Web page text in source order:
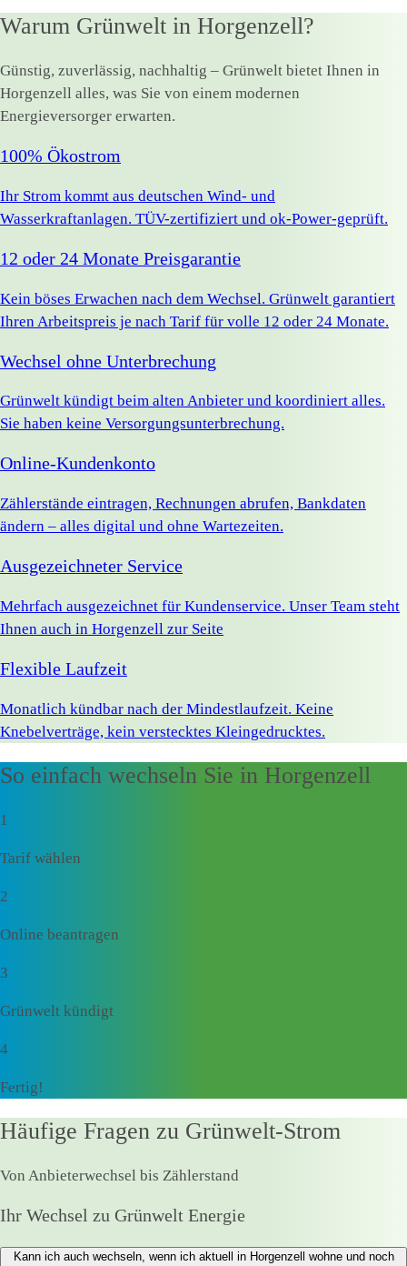
Warum Grünwelt in Horgenzell?
Günstig, zuverlässig, nachhaltig – Grünwelt bietet Ihnen in
Horgenzell alles, was Sie von einem modernen
Energieversorger erwarten.
100% Ökostrom
Ihr Strom kommt aus deutschen Wind- und
Wasserkraftanlagen. TÜV-zertifiziert und ok-Power-geprüft.
12 oder 24 Monate Preisgarantie
Kein böses Erwachen nach dem Wechsel. Grünwelt garantiert
Ihren Arbeitspreis je nach Tarif für volle 12 oder 24 Monate.
Wechsel ohne Unterbrechung
Grünwelt kündigt beim alten Anbieter und koordiniert alles.
Sie haben keine Versorgungsunterbrechung.
Online-Kundenkonto
Zählerstände eintragen, Rechnungen abrufen, Bankdaten
ändern – alles digital und ohne Wartezeiten.
Ausgezeichneter Service
Mehrfach ausgezeichnet für Kundenservice. Unser Team steht
Ihnen auch in Horgenzell zur Seite
Flexible Laufzeit
Monatlich kündbar nach der Mindestlaufzeit. Keine
Knebelverträge, kein verstecktes Kleingedrucktes.
So einfach wechseln Sie in Horgenzell
1
Tarif wählen
2
Online beantragen
3
Grünwelt kündigt
4
Fertig!
Häufige Fragen zu Grünwelt-Strom
Von Anbieterwechsel bis Zählerstand
Ihr Wechsel zu Grünwelt Energie
Kann ich auch wechseln, wenn ich aktuell in Horgenzell wohne und noch